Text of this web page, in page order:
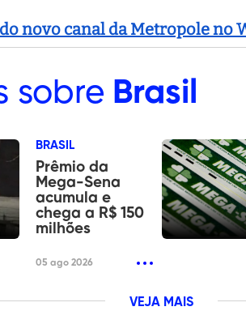
novo canal da Metropole no
sobre Brasil
BRASIL
Prêmio da
Mega-Sena
acumula e
chega a R$ 150
milhões
05 ago 2026
VEJA MAIS